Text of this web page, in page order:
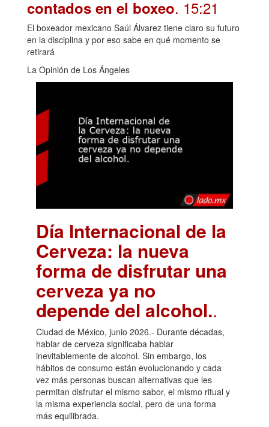
contados en el boxeo. 15:21
El boxeador mexicano Saúl Álvarez tiene claro su futuro
en la disciplina y por eso sabe en qué momento se
retirará
La Opinión de Los Ángeles
Día Internacional de la
Cerveza: la nueva
forma de disfrutar una
cerveza ya no
depende del alcohol..
Ciudad de México, junio 2026.- Durante décadas,
hablar de cerveza significaba hablar
inevitablemente de alcohol. Sin embargo, los
hábitos de consumo están evolucionando y cada
vez más personas buscan alternativas que les
permitan disfrutar el mismo sabor, el mismo ritual y
la misma experiencia social, pero de una forma
más equilibrada.